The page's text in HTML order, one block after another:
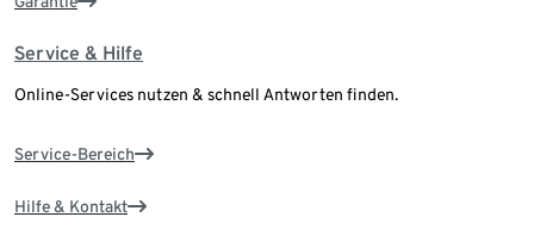
Service & Hilfe
Online-Services nutzen & schnell Antworten finden.
Service-Bereich
Hilfe & Kontakt